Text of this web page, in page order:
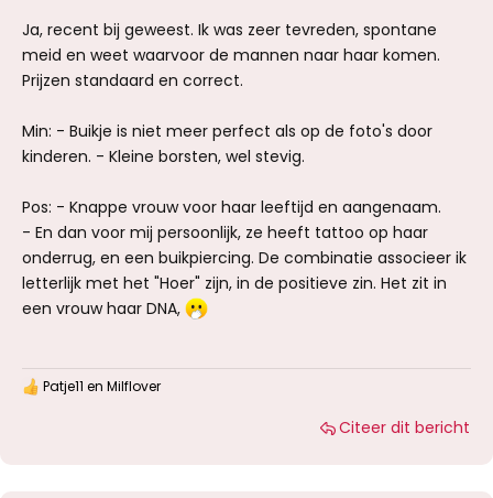
Ja, recent bij geweest. Ik was zeer tevreden, spontane
meid en weet waarvoor de mannen naar haar komen.
Prijzen standaard en correct.
Min: - Buikje is niet meer perfect als op de foto's door
kinderen. - Kleine borsten, wel stevig.
Pos: - Knappe vrouw voor haar leeftijd en aangenaam.
- En dan voor mij persoonlijk, ze heeft tattoo op haar
onderrug, en een buikpiercing. De combinatie associeer ik
letterlijk met het "Hoer" zijn, in de positieve zin. Het zit in
een vrouw haar DNA,
W Patje11 en Milflover
Citeer dit bericht